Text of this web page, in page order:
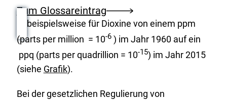
Zum Glossareintrag
beispielsweise für Dioxine von einem ppm
(parts per million = 10-6) im Jahr 1960 auf ein
ppq (parts per quadrillion = 10-15) im Jahr 2015
(siehe Grafik).
Bei der gesetzlichen Regulierung von